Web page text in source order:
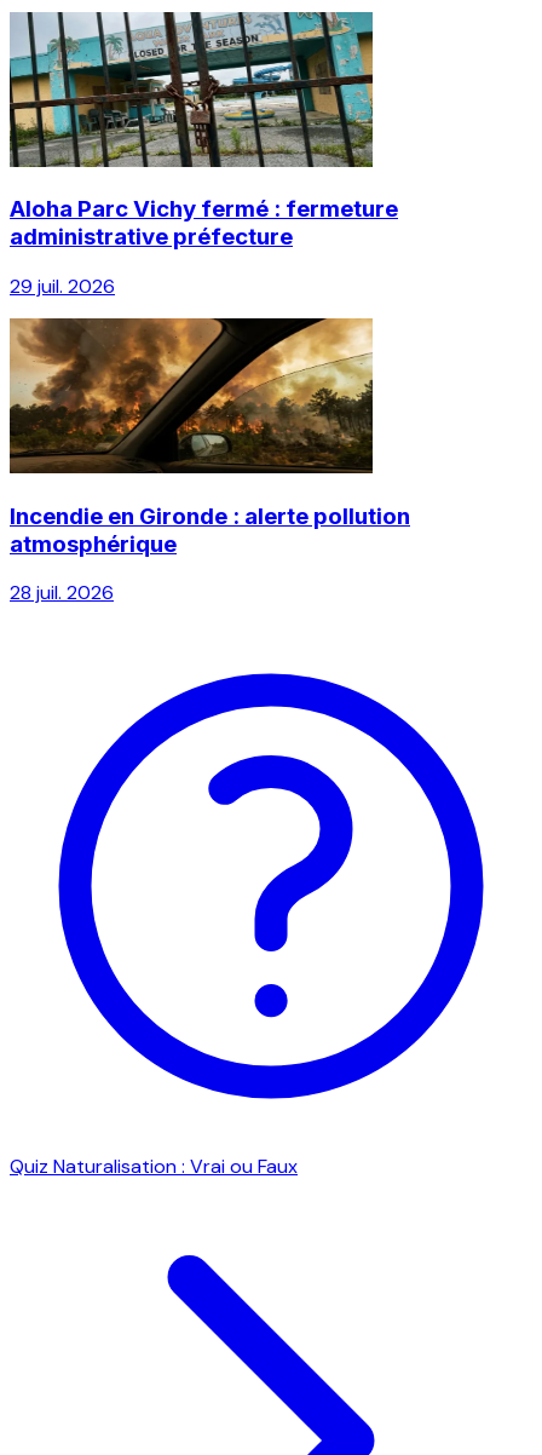
Aloha Parc Vichy fermé : fermeture
administrative préfecture
29 juil. 2026
Incendie en Gironde : alerte pollution
atmosphérique
28 juil. 2026
Quiz Naturalisation : Vrai ou Faux